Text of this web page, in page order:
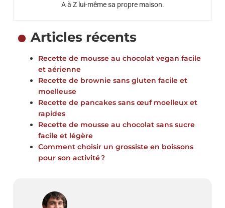
A à Z lui-même sa propre maison.
Articles récents
Recette de mousse au chocolat vegan facile
et aérienne
Recette de brownie sans gluten facile et
moelleuse
Recette de pancakes sans œuf moelleux et
rapides
Recette de mousse au chocolat sans sucre
facile et légère
Comment choisir un grossiste en boissons
pour son activité ?